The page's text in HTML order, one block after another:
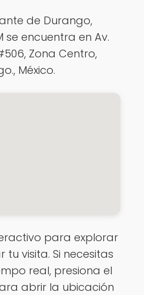
de Durango,
se encuentra en Av.
Zona Centro,
México.
para explorar
visita. Si necesitas
real, presiona el
abrir la ubicación